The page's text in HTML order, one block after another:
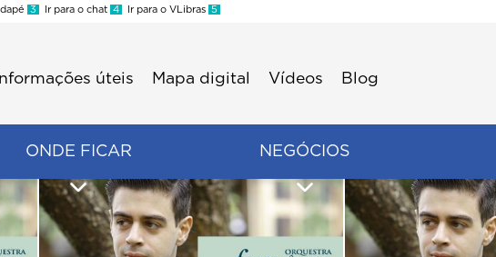
3 Ir para o chat 4 Ir para o VLibras 5
Informações úteis Mapa digital Vídeos Blog
ONDE FICAR NEGÓCIOS